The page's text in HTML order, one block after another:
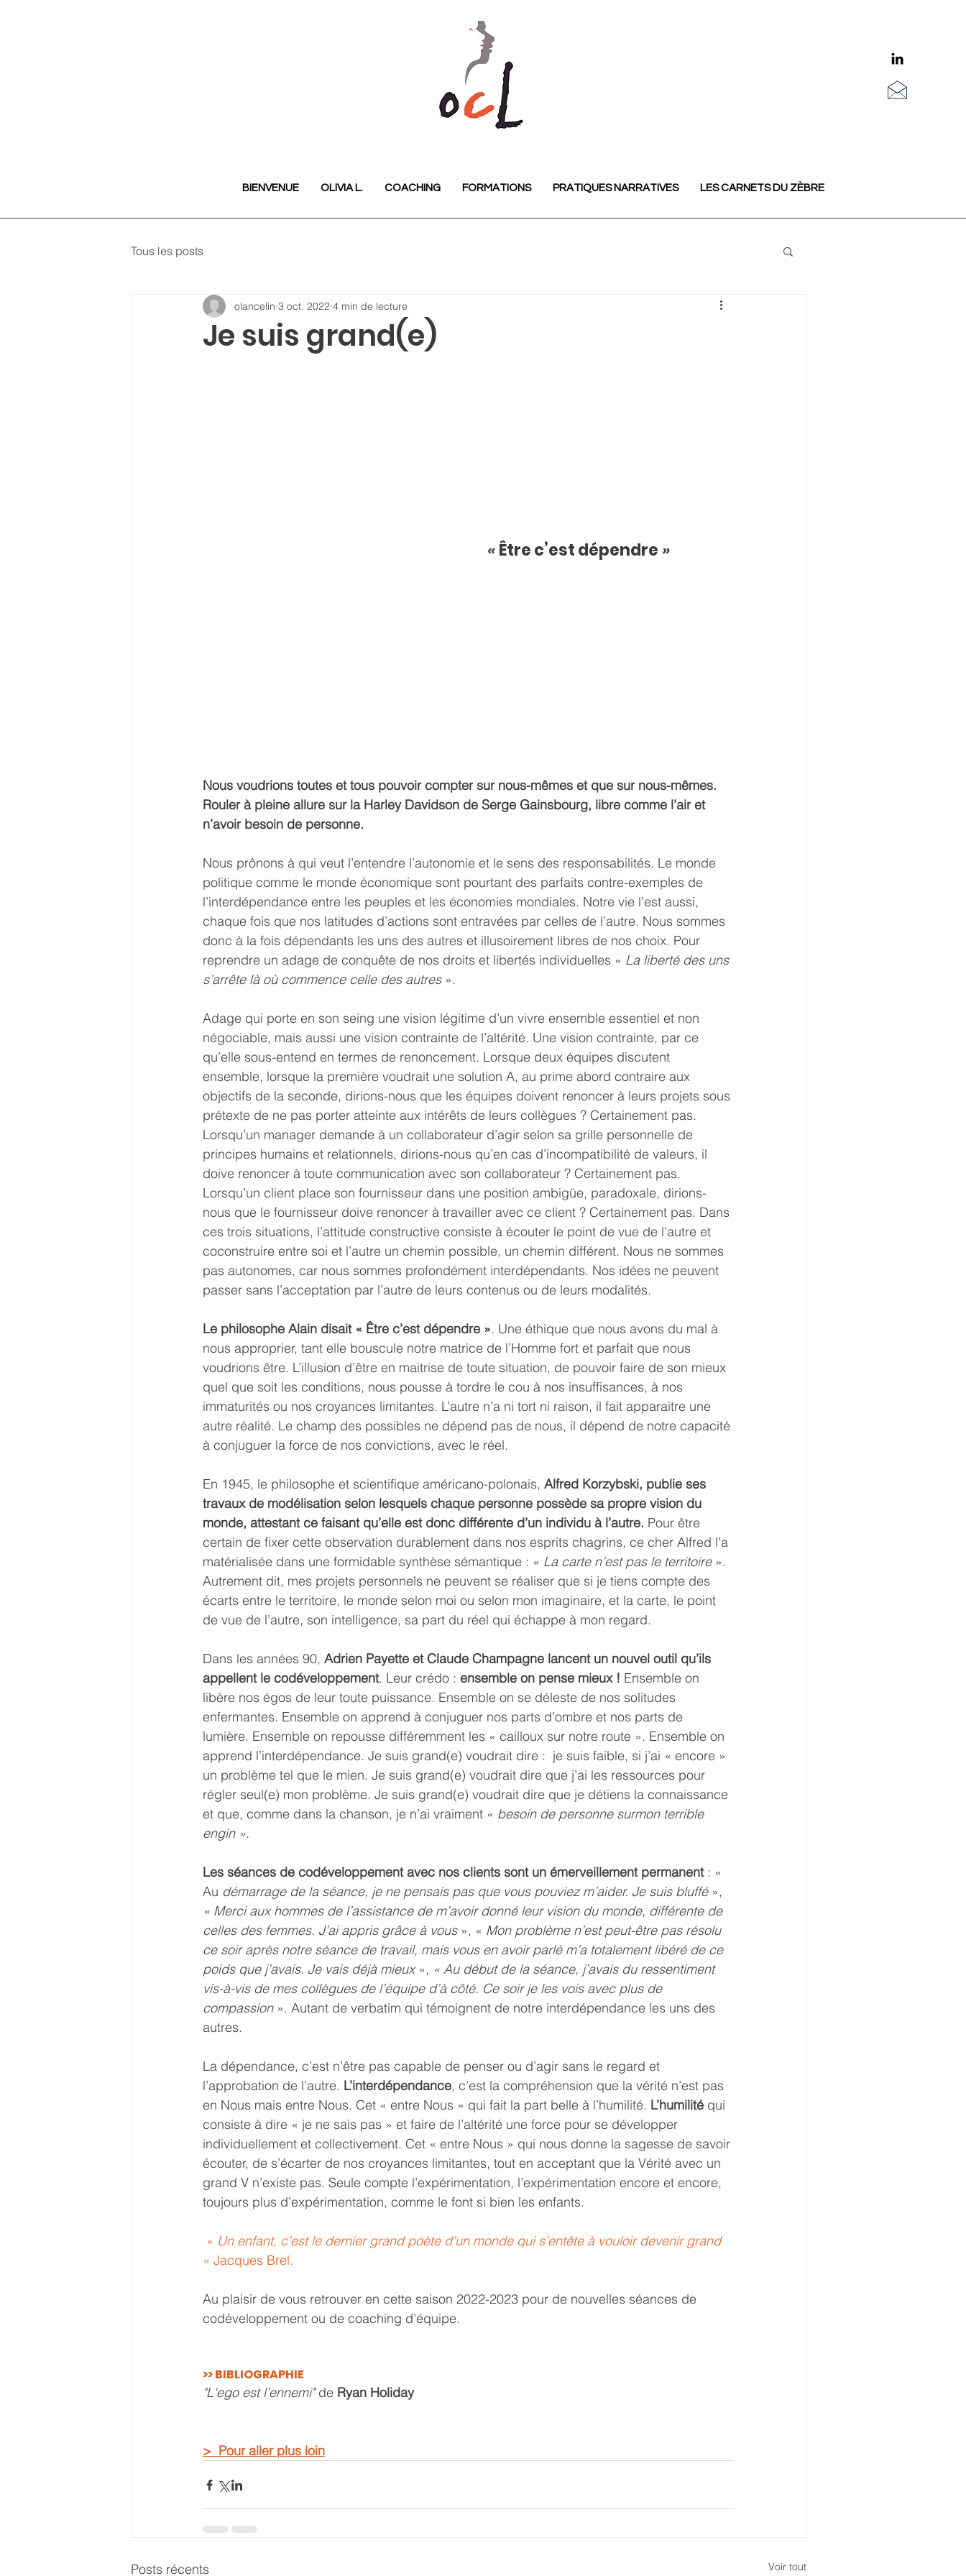
BIENVENUE OLIVIA L. COACHING FORMATIONS PRATIQUES NARRATIVES LES CARNETS DU ZÈBRE
Tous les posts
Je suis grand(e)
olancelin 3 oct. 2022 4 min de lecture
« Être c’est dépendre »
Nous voudrions toutes et tous pouvoir compter sur nous-mêmes et que sur nous-mêmes.
Rouler à pleine allure sur la Harley Davidson de Serge Gainsbourg, libre comme l’air et
n’avoir besoin de personne.
Nous prônons à qui veut l’entendre l’autonomie et le sens des responsabilités. Le monde
politique comme le monde économique sont pourtant des parfaits contre-exemples de
l’interdépendance entre les peuples et les économies mondiales. Notre vie l’est aussi,
chaque fois que nos latitudes d’actions sont entravées par celles de l’autre. Nous sommes
donc à la fois dépendants les uns des autres et illusoirement libres de nos choix. Pour
reprendre un adage de conquête de nos droits et libertés individuelles « La liberté des uns
s’arrête là où commence celle des autres ».
Adage qui porte en son seing une vision légitime d’un vivre ensemble essentiel et non
négociable, mais aussi une vision contrainte de l’altérité. Une vision contrainte, par ce
qu’elle sous-entend en termes de renoncement. Lorsque deux équipes discutent
ensemble, lorsque la première voudrait une solution A, au prime abord contraire aux
objectifs de la seconde, dirions-nous que les équipes doivent renoncer à leurs projets sous
prétexte de ne pas porter atteinte aux intérêts de leurs collègues ? Certainement pas.
Lorsqu’un manager demande à un collaborateur d’agir selon sa grille personnelle de
principes humains et relationnels, dirions-nous qu’en cas d’incompatibilité de valeurs, il
doive renoncer à toute communication avec son collaborateur ? Certainement pas.
Lorsqu’un client place son fournisseur dans une position ambigüe, paradoxale, dirions-
nous que le fournisseur doive renoncer à travailler avec ce client ? Certainement pas. Dans
ces trois situations, l’attitude constructive consiste à écouter le point de vue de l’autre et
coconstruire entre soi et l’autre un chemin possible, un chemin différent. Nous ne sommes
pas autonomes, car nous sommes profondément interdépendants. Nos idées ne peuvent
passer sans l’acceptation par l’autre de leurs contenus ou de leurs modalités.
Le philosophe Alain disait « Être c’est dépendre ». Une éthique que nous avons du mal à
nous approprier, tant elle bouscule notre matrice de l’Homme fort et parfait que nous
voudrions être. L’illusion d’être en maitrise de toute situation, de pouvoir faire de son mieux
quel que soit les conditions, nous pousse à tordre le cou à nos insuffisances, à nos
immaturités ou nos croyances limitantes. L’autre n’a ni tort ni raison, il fait apparaitre une
autre réalité. Le champ des possibles ne dépend pas de nous, il dépend de notre capacité
à conjuguer la force de nos convictions, avec le réel.
En 1945, le philosophe et scientifique américano-polonais, Alfred Korzybski, publie ses
travaux de modélisation selon lesquels chaque personne possède sa propre vision du
monde, attestant ce faisant qu’elle est donc différente d’un individu à l’autre. Pour être
certain de fixer cette observation durablement dans nos esprits chagrins, ce cher Alfred l’a
matérialisée dans une formidable synthèse sémantique : « La carte n’est pas le territoire ».
Autrement dit, mes projets personnels ne peuvent se réaliser que si je tiens compte des
écarts entre le territoire, le monde selon moi ou selon mon imaginaire, et la carte, le point
de vue de l’autre, son intelligence, sa part du réel qui échappe à mon regard.
Dans les années 90, Adrien Payette et Claude Champagne lancent un nouvel outil qu’ils
appellent le codéveloppement. Leur crédo : ensemble on pense mieux ! Ensemble on
libère nos égos de leur toute puissance. Ensemble on se déleste de nos solitudes
enfermantes. Ensemble on apprend à conjuguer nos parts d’ombre et nos parts de
lumière. Ensemble on repousse différemment les « cailloux sur notre route ». Ensemble on
apprend l’interdépendance. Je suis grand(e) voudrait dire :  je suis faible, si j’ai « encore »
un problème tel que le mien. Je suis grand(e) voudrait dire que j’ai les ressources pour
régler seul(e) mon problème. Je suis grand(e) voudrait dire que je détiens la connaissance
et que, comme dans la chanson, je n’ai vraiment « besoin de personne surmon terrible
engin ».
Les séances de codéveloppement avec nos clients sont un émerveillement permanent : «
Au démarrage de la séance, je ne pensais pas que vous pouviez m’aider. Je suis bluffé »,
« Merci aux hommes de l’assistance de m’avoir donné leur vision du monde, différente de
celles des femmes. J’ai appris grâce à vous », « Mon problème n’est peut-être pas résolu
ce soir après notre séance de travail, mais vous en avoir parlé m’a totalement libéré de ce
poids que j’avais. Je vais déjà mieux », « Au début de la séance, j’avais du ressentiment
vis-à-vis de mes collègues de l’équipe d’à côté. Ce soir je les vois avec plus de
compassion ». Autant de verbatim qui témoignent de notre interdépendance les uns des
autres.
La dépendance, c’est n’être pas capable de penser ou d’agir sans le regard et
l’approbation de l’autre. L’interdépendance, c’est la compréhension que la vérité n’est pas
en Nous mais entre Nous. Cet « entre Nous » qui fait la part belle à l’humilité. L’humilité qui
consiste à dire « je ne sais pas » et faire de l’altérité une force pour se développer
individuellement et collectivement. Cet « entre Nous » qui nous donne la sagesse de savoir
écouter, de s’écarter de nos croyances limitantes, tout en acceptant que la Vérité avec un
grand V n’existe pas. Seule compte l’expérimentation, l’expérimentation encore et encore,
toujours plus d’expérimentation, comme le font si bien les enfants.
« Un enfant, c’est le dernier grand poète d’un monde qui s’entête à vouloir devenir grand
» Jacques Brel.
Au plaisir de vous retrouver en cette saison 2022-2023 pour de nouvelles séances de
codéveloppement ou de coaching d’équipe.
>> BIBLIOGRAPHIE
"L'ego est l’ennemi" de Ryan Holiday
>  Pour aller plus loin
Posts récents Voir tout